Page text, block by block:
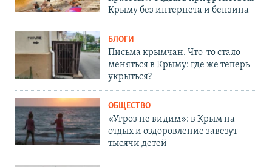
Крыму без интернета и бензина
БЛОГИ
Письма крымчан. Что-то стало
меняться в Крыму: где же теперь
укрыться?
ОБЩЕСТВО
«Угроз не видим»: в Крым на
отдых и оздоровление завезут
тысячи детей